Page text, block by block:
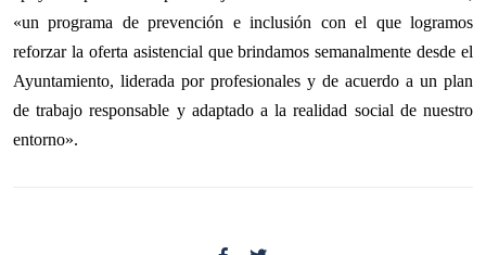
«un programa de prevención e inclusión con el que logramos
reforzar la oferta asistencial que brindamos semanalmente desde el
Ayuntamiento, liderada por profesionales y de acuerdo a un plan
de trabajo responsable y adaptado a la realidad social de nuestro
entorno».